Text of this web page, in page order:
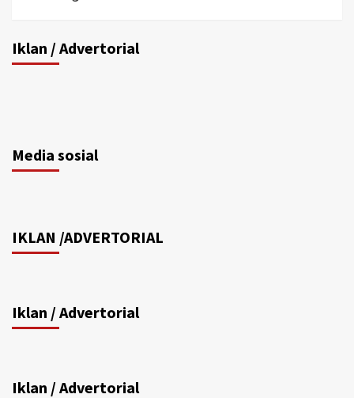
Iklan / Advertorial
Media sosial
IKLAN /ADVERTORIAL
Iklan / Advertorial
Iklan / Advertorial